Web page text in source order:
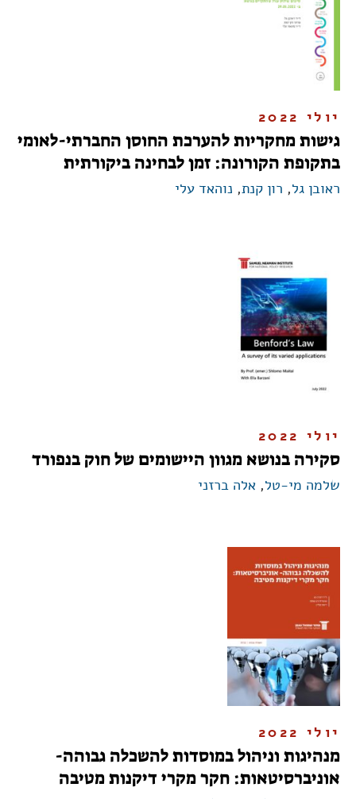
יולי 2022
גישות מחקריות להערכת החוסן החברתי-לאומי
בתקופת הקורונה: זמן לבחינה ביקורתית
ראובן גל, רון קנת, נוהאד עלי
יולי 2022
סקירה בנושא מגוון היישומים של חוק בנפורד
שלמה מי-טל, אלה ברזני
יולי 2022
מנהיגות וניהול במוסדות להשכלה גבוהה-
אוניברסיטאות: חקר מקרי דיקנות מטיבה